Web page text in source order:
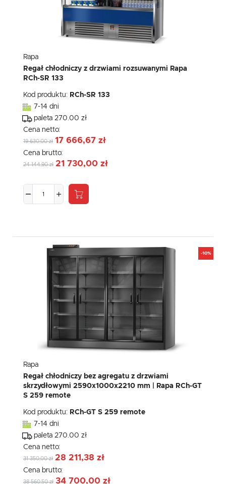
Rapa
Regał chłodniczy z drzwiami rozsuwanymi Rapa
RCh-SR 133
Kod produktu: RCh-SR 133
7-14 dni
paleta 270.00 zł
Cena netto:
19 630,00 zł 17 666,67 zł
Cena brutto:
24 144,90 zł 21 730,00 zł
-10%
Rapa
Regał chłodniczy bez agregatu z drzwiami
skrzydłowymi 2590x1000x2210 mm | Rapa RCh-GT
S 259 remote
Kod produktu: RCh-GT S 259 remote
7-14 dni
paleta 270.00 zł
Cena netto:
31 350,00 zł 28 211,38 zł
Cena brutto:
38 560,50 zł 34 700,00 zł